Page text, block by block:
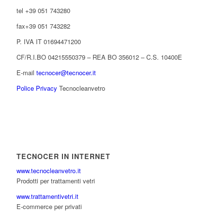
tel +39 051 743280
fax+39 051 743282
P. IVA IT 01694471200
CF/R.I.BO 04215550379 – REA BO 356012 – C.S. 10400E
E-mail tecnocer@tecnocer.it
Police Privacy Tecnocleanvetro
TECNOCER IN INTERNET
www.tecnocleanvetro.it
Prodotti per trattamenti vetri
www.trattamentivetri.it
E-commerce per privati